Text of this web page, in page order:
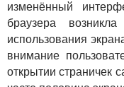
изменённый
браузера
использования
внимание
открытии страничек